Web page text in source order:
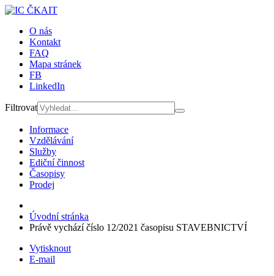
O nás
Kontakt
FAQ
Mapa stránek
FB
LinkedIn
Filtrovat
Informace
Vzdělávání
Služby
Ediční činnost
Časopisy
Prodej
Úvodní stránka
Právě vychází číslo 12/2021 časopisu STAVEBNICTVÍ
Vytisknout
E-mail